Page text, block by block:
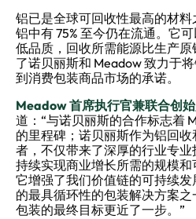
铝已是全球可回收性最高的材
铝中有 75% 至今仍在流通。它
低品质，回收所需能源比生产原
了诺贝丽斯和 Meadow 致力于
到消费包装商品市场的承诺。
Meadow 首席执行官兼联合创
道：“与诺贝丽斯的合作标志着
的里程碑；诺贝丽斯作为铝回
者，不仅带来了深厚的行业专
持续实现商业增长所需的规模和
它增强了我们价值链的可持续
的最具循环性的包装解决方案
包装的最终目标更近了一步。”